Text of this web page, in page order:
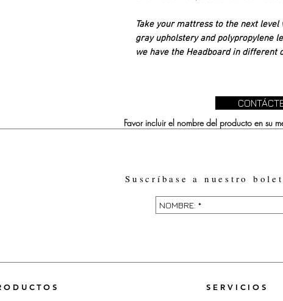
Take your mattress to the next
gray upholstery and polypropylene
we have the Headboard in different
Favor incluir el nombre del producto en su
Suscríbase a nuestro
SERVICIOS